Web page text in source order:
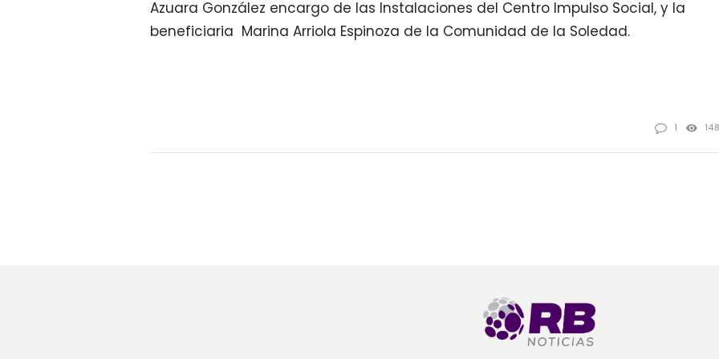
Azuara González encargo de las Instalaciones del Centro Impulso Social, y la
beneficiaria Marina Arriola Espinoza de la Comunidad de la Soledad.
1 148